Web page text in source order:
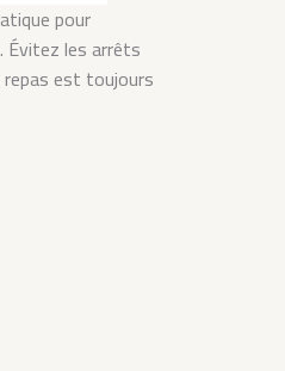
pour
Évitez les arrêts
est toujours